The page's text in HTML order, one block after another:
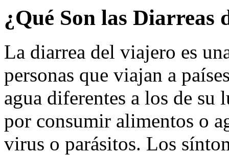
¿Qué Son las Diarreas
La diarrea del viajero es
personas que viajan a
agua diferentes a los de su
por consumir alimentos o
virus o parásitos. Los